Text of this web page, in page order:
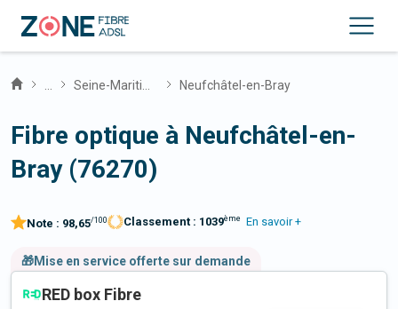
Neufchâtel-en-Bray
Fibre optique à Neufchâtel-en-
Bray (76270)
Note : 98,65/100 Classement : 1039ème En savoir +
🎁Mise en service offerte sur demande
RED box Fibre